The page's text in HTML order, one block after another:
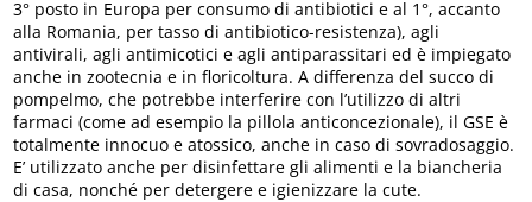
3° posto in Europa per consumo di antibiotici e al 1°, accanto
alla Romania, per tasso di antibiotico-resistenza), agli
antivirali, agli antimicotici e agli antiparassitari ed è impiegato
anche in zootecnia e in floricoltura. A differenza del succo di
pompelmo, che potrebbe interferire con l’utilizzo di altri
farmaci (come ad esempio la pillola anticoncezionale), il GSE è
totalmente innocuo e atossico, anche in caso di sovradosaggio.
E’ utilizzato anche per disinfettare gli alimenti e la biancheria
di casa, nonché per detergere e igienizzare la cute.